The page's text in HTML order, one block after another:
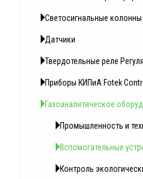
Светосигнальные колонны
Датчики
Твердотельные реле
Приборы КИПиА Fotek
Газоаналитическое
Промышленность и
Вспомогательные
Контроль